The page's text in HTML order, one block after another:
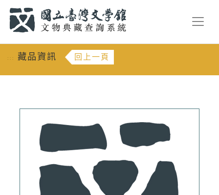
::: 藏品資訊 回上一頁